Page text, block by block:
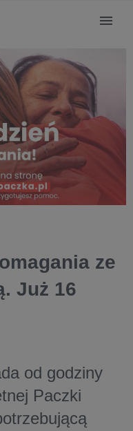
ze
Już 16
od godziny
Paczki